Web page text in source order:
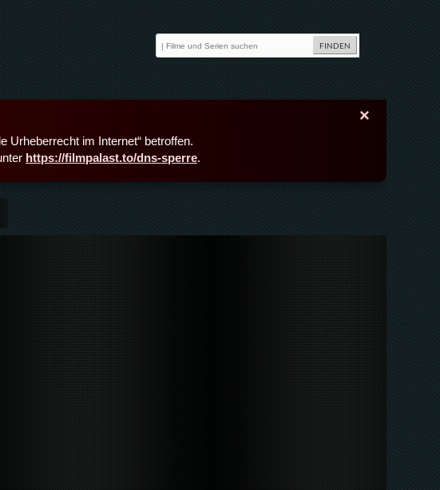
×
Urheberrecht im Internet“ betroffen.
https://filmpalast.to/dns-sperre.